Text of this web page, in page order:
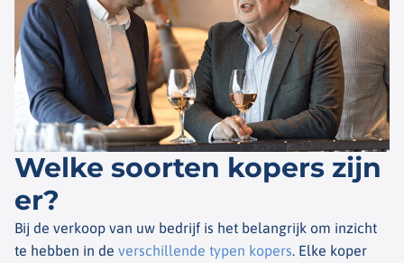
Welke soorten kopers zijn
er?
Bij de verkoop van uw bedrijf is het belangrijk om inzicht
te hebben in de verschillende typen kopers. Elke koper